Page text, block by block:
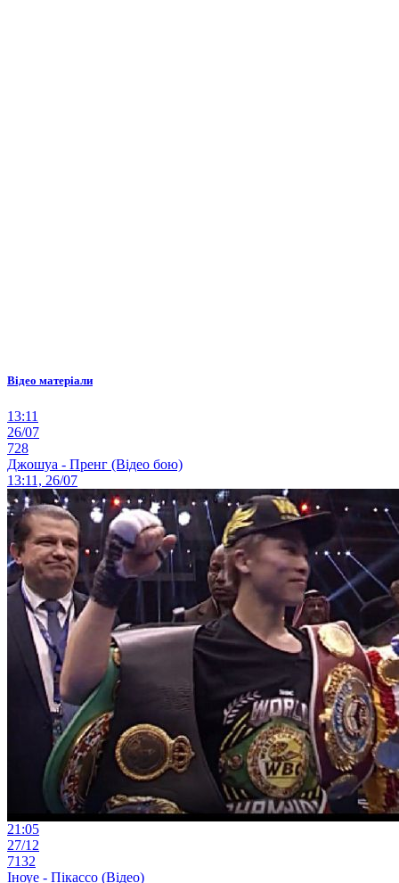
Відео матеріали
13:11
26/07
728
Джошуа - Пренг (Відео бою)
13:11, 26/07
21:05
27/12
7132
Іноуе - Пікассо (Відео)